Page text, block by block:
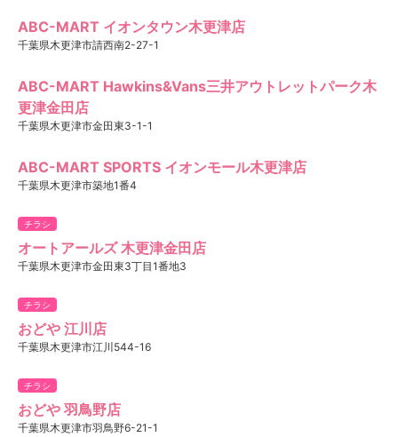
ABC-MART イオンタウン木更津店
千葉県木更津市請西南2-27-1
ABC-MART Hawkins&Vans三井アウトレットパーク木
更津金田店
千葉県木更津市金田東3-1-1
ABC-MART SPORTS イオンモール木更津店
千葉県木更津市築地1番4
チラシ
オートアールズ 木更津金田店
千葉県木更津市金田東3丁目1番地3
チラシ
おどや 江川店
千葉県木更津市江川544-16
チラシ
おどや 羽鳥野店
千葉県木更津市羽鳥野6-21-1